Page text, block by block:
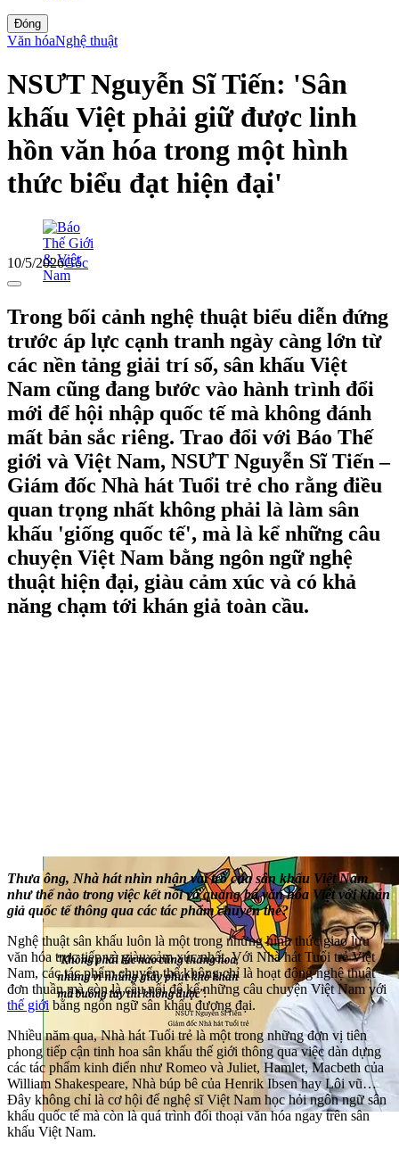
Đóng
Văn hóaNghệ thuật
NSƯT Nguyễn Sĩ Tiến: 'Sân
khấu Việt phải giữ được linh
hồn văn hóa trong một hình
thức biểu đạt hiện đại'
10/5/2026Gốc
Trong bối cảnh nghệ thuật biểu diễn đứng
trước áp lực cạnh tranh ngày càng lớn từ
các nền tảng giải trí số, sân khấu Việt
Nam cũng đang bước vào hành trình đổi
mới để hội nhập quốc tế mà không đánh
mất bản sắc riêng. Trao đổi với Báo Thế
giới và Việt Nam, NSƯT Nguyễn Sĩ Tiến –
Giám đốc Nhà hát Tuổi trẻ cho rằng điều
quan trọng nhất không phải là làm sân
khấu 'giống quốc tế', mà là kể những câu
chuyện Việt Nam bằng ngôn ngữ nghệ
thuật hiện đại, giàu cảm xúc và có khả
năng chạm tới khán giả toàn cầu.
Thưa ông, Nhà hát nhìn nhận vai trò của sân khấu Việt Nam
như thế nào trong việc kết nối và quảng bá văn hóa Việt với khán
giả quốc tế thông qua các tác phẩm chuyển thể?
Nghệ thuật sân khấu luôn là một trong những hình thức giao lưu
văn hóa trực tiếp và giàu cảm xúc nhất. Với Nhà hát Tuổi trẻ Việt
Nam, các tác phẩm chuyển thể không chỉ là hoạt động nghệ thuật
đơn thuần mà còn là cầu nối để kể những câu chuyện Việt Nam với
thế giới bằng ngôn ngữ sân khấu đương đại.
Nhiều năm qua, Nhà hát Tuổi trẻ là một trong những đơn vị tiên
phong tiếp cận tinh hoa sân khấu thế giới thông qua việc dàn dựng
các tác phẩm kinh điển như Romeo và Juliet, Hamlet, Macbeth của
William Shakespeare, Nhà búp bê của Henrik Ibsen hay Lôi vũ…
Đây không chỉ là cơ hội để nghệ sĩ Việt Nam học hỏi ngôn ngữ sân
khấu quốc tế mà còn là quá trình đối thoại văn hóa ngay trên sân
khấu Việt Nam.